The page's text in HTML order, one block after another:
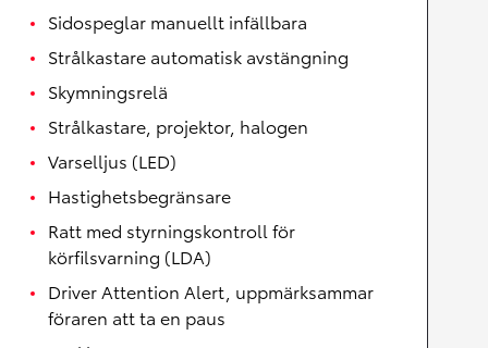
Sidospeglar manuellt infällbara
Strålkastare automatisk avstängning
Skymningsrelä
Strålkastare, projektor, halogen
Varselljus (LED)
Hastighetsbegränsare
Ratt med styrningskontroll för
körfilsvarning (LDA)
Driver Attention Alert, uppmärksammar
föraren att ta en paus